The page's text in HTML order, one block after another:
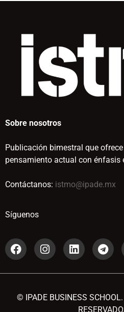
Sobre nosotros
Publicación bimestral que
pensamiento actual con énfasis
Contáctanos: istmo@ipade.mx
Síguenos
© IPADE BUSINESS